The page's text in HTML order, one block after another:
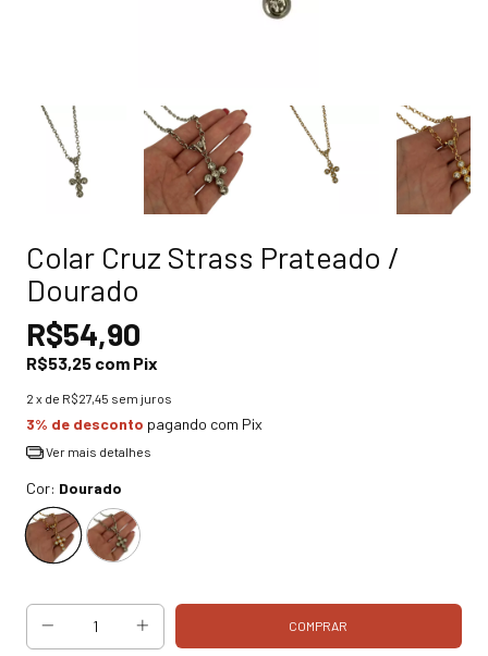
Colar Cruz Strass Prateado /
Dourado
R$54,90
R$53,25 com Pix
2 x de R$27,45 sem juros
3% de desconto pagando com Pix
Ver mais detalhes
Cor: Dourado